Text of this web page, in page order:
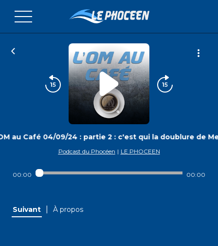
au Café 04/09/24 : partie 2 : c'est qui la doublure de
Podcast du Phocéen | LE PHOCEEN
00:00 00:00
Suivant À propos